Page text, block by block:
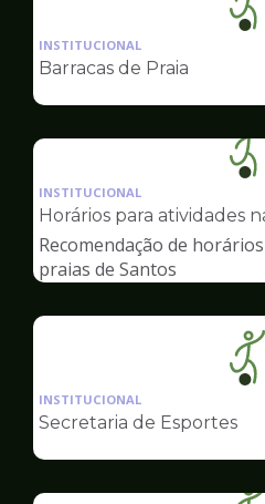
da
INSTITUCIONAL
Barracas de Praia
da
INSTITUCIONAL
Horários para atividades
Recomendação de
praias de Santos
da
INSTITUCIONAL
Secretaria de Esportes